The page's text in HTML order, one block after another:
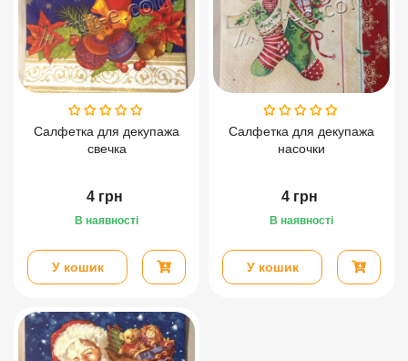
Салфетка для декупажа
свечка
4 грн
В наявності
У кошик
Салфетка для декупажа
насочки
4 грн
В наявності
У кошик